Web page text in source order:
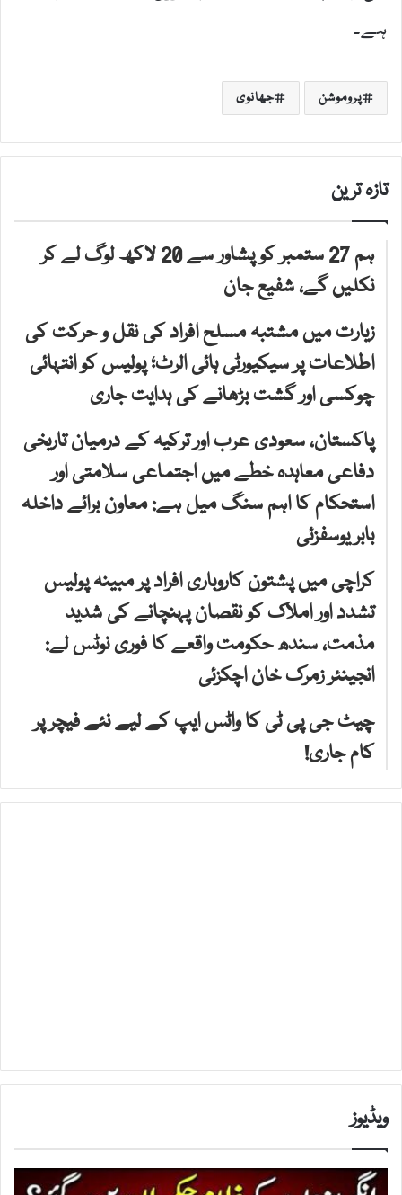
ہے۔
پروموشن جھانوی
تازہ ترین
ہم 27 ستمبر کو پشاور سے 20 لاکھ لوگ لے کر
نکلیں گے، شفیع جان
زیارت میں مشتبہ مسلح افراد کی نقل و حرکت کی
اطلاعات پر سیکیورٹی ہائی الرٹ؛ پولیس کو انتہائی
چوکسی اور گشت بڑھانے کی ہدایت جاری
پاکستان، سعودی عرب اور ترکیہ کے درمیان تاریخی
دفاعی معاہدہ خطے میں اجتماعی سلامتی اور
استحکام کا اہم سنگ میل ہے: معاون برائے داخلہ
بابر یوسفزئی
کراچی میں پشتون کاروباری افراد پر مبینہ پولیس
تشدد اور املاک کو نقصان پہنچانے کی شدید
مذمت، سندھ حکومت واقعے کا فوری نوٹس لے:
انجینئر زمرک خان اچکزئی
چیٹ جی پی ٹی کا واٹس ایپ کے لیے نئے فیچر پر
کام جاری!
ویڈیوز